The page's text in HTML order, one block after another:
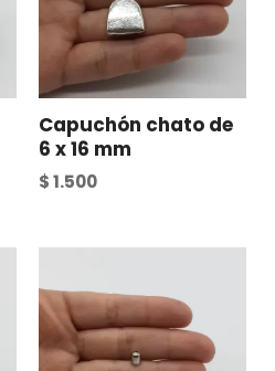
Capuchón chato de
6 x 16 mm
$1.500